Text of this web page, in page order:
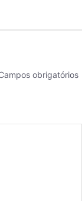
obrigatórios